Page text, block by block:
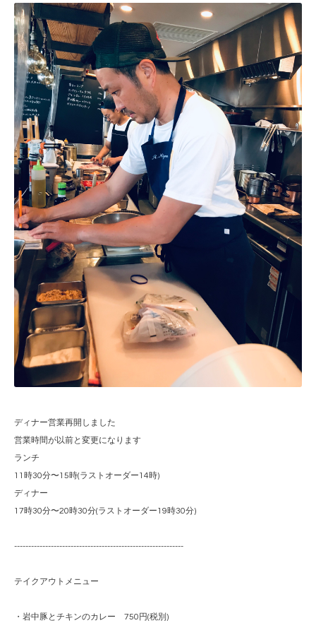
ディナー営業再開しました
営業時間が以前と変更になります
ランチ
11時30分〜15時(ラストオーダー14時)
ディナー
17時30分〜20時30分(ラストオーダー19時30分)
------------------------------------------------------------
テイクアウトメニュー
・岩中豚とチキンのカレー 750円(税別)